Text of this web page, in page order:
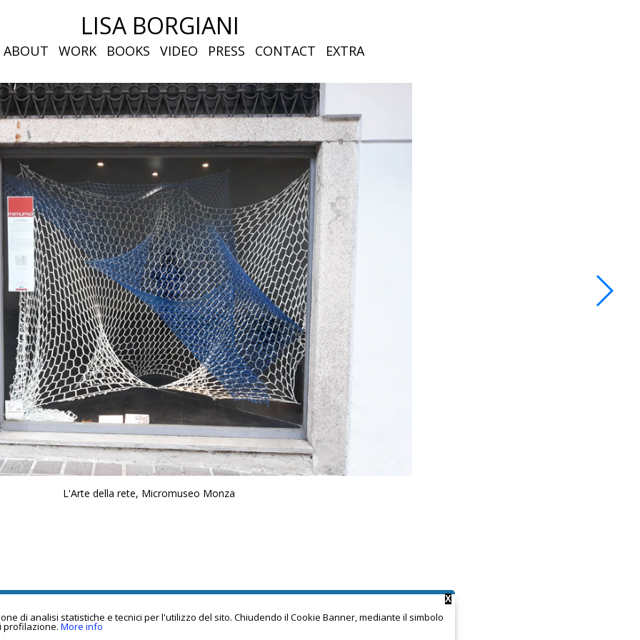
LISA BORGIANI
ABOUT WORK BOOKS VIDEO PRESS CONTACT EXTRA
L'Arte della rete, Micromuseo Monza
X
di analisi statistiche e tecnici per l'utilizzo del sito. Chiudendo il Cookie Banner, mediante il simbolo
profilazione. More info